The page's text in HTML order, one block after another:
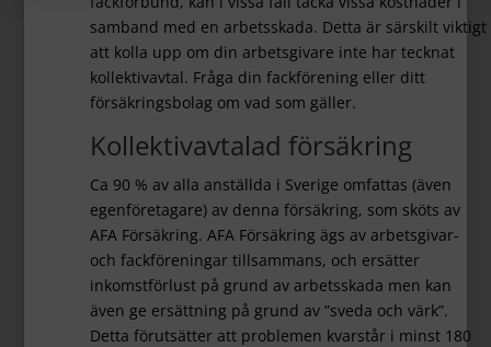
samband med en arbetsskada. Detta är särskilt viktigt
att kolla upp om din arbetsgivare inte har tecknat
kollektivavtal. Fråga din fackförening eller ditt
försäkringsbolag om vad som gäller.
Kollektivavtalad försäkring
Ca 90 % av alla anställda i Sverige omfattas (även
egenföretagare) av denna försäkring, som sköts av
AFA Försäkring. AFA Försäkring ägs av arbetsgivar-
och fackföreningar tillsammans, och ersätter
inkomstförlust på grund av arbetsskada men kan
även ge ersättning på grund av ”sveda och värk”.
Detta förutsätter att problemen kvarstår i minst 180